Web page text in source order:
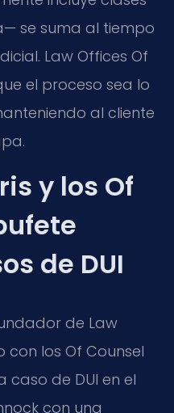
se suma al tiempo
Law Offices Of
el proceso sea lo
al cliente
y los Of
de DUI
de Law
con los Of Counsel
de DUI en el
con una